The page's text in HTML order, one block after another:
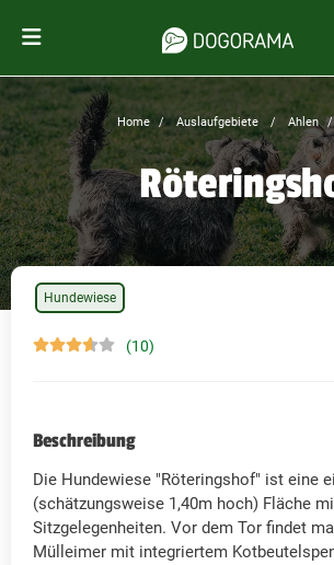
Home Auslaufgebiete Ahlen
(10)
Hundewiese
Beschreibung
Die Hundewiese "Röteringshof" ist eine
(schätzungsweise 1,40m hoch) Fläche
Sitzgelegenheiten. Vor dem Tor findet
Mülleimer mit integriertem